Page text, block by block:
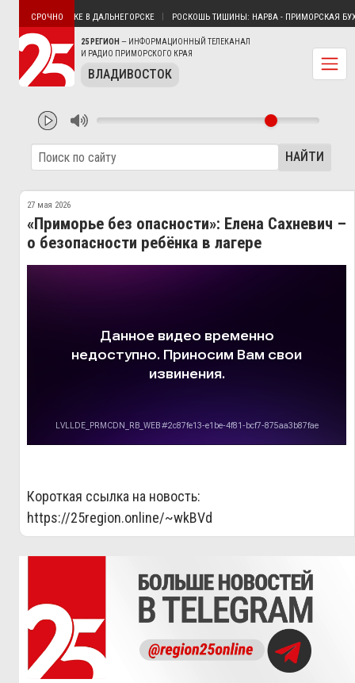
25 РЕГИОН — ИНФОРМАЦИОННЫЙ ТЕЛЕКАНАЛ
И РАДИО ПРИМОРСКОГО КРАЯ
ВЛАДИВОСТОК
СРОЧНО
НА РЕКЕ В ДАЛЬНЕГОРСКЕ РОСКОШЬ ТИШИНЫ: НАРВА - ПРИМОРСКАЯ
НАЙТИ
27 мая 2026
«Приморье без опасности»: Елена Сахневич –
о безопасности ребёнка в лагере
Короткая ссылка на новость:
https://25region.online/~wkBVd